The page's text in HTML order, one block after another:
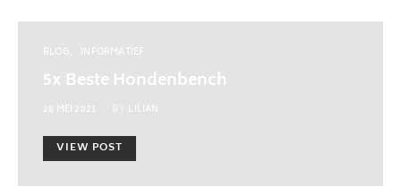
BLOG INFORMATIEF
5x Beste Hondenbench
POSTED
28 MEI 2021 LILIAN
VIEW POST